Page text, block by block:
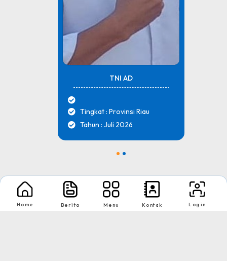
TNI AD
Tingkat : Provinsi Riau
Tahun : Juli 2026
Informasi Sekolah Hanya Dalam Genggaman
Home Berita Menu Kontak Login